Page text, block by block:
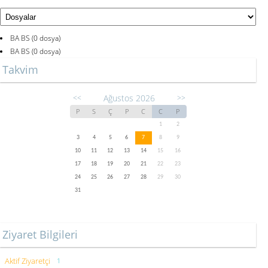
BA BS (0 dosya)
BA BS (0 dosya)
Takvim
<< Ağustos 2026 >>
P S Ç P C C P
1
2
3
4 5 6 7 8
9
10
11 12 13 14 15
16
17
18 19 20 21 22
23
24
25 26 27 28 29
30
31
Ziyaret Bilgileri
Aktif Ziyaretçi 1